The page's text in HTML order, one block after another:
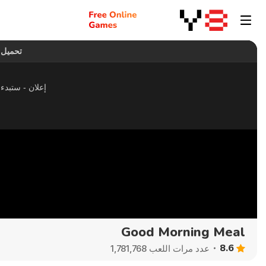
Good Morning Meal
8.6 عدد مرات اللعب 1,781,768